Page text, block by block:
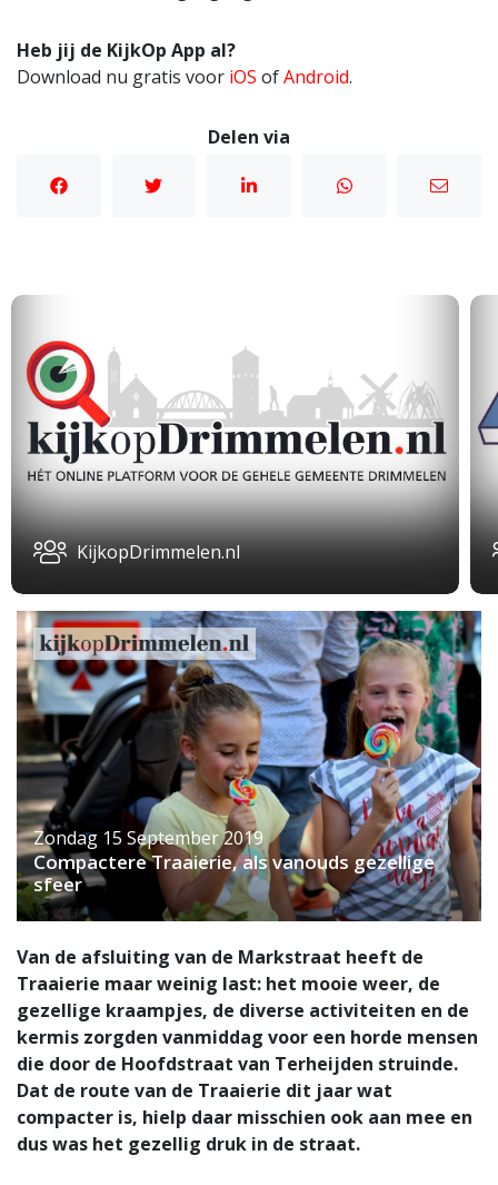
Heb jij de KijkOp App al?
Download nu gratis voor iOS ofAndroid.
Delen via
KijkopDrimmelen.nl
Zondag 15 September 2019
Compactere Traaierie, als vanouds gezellige
sfeer
Van de afsluiting van de Markstraat heeft de
Traaierie maar weinig last: het mooie weer, de
gezellige kraampjes, de diverse activiteiten en de
kermis zorgden vanmiddag voor een horde mensen
die door de Hoofdstraat van Terheijden struinde.
Dat de route van de Traaierie dit jaar wat
compacter is, hielp daar misschien ook aan mee en
dus was het gezellig druk in de straat.